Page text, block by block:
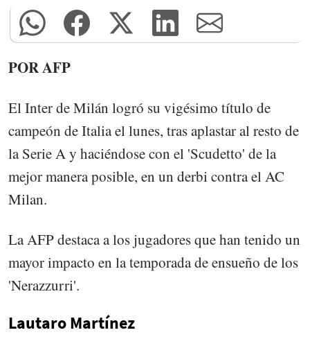
POR AFP
El Inter de Milán logró su vigésimo título de
campeón de Italia el lunes, tras aplastar al resto de
la Serie A y haciéndose con el 'Scudetto' de la
mejor manera posible, en un derbi contra el AC
Milan.
La AFP destaca a los jugadores que han tenido un
mayor impacto en la temporada de ensueño de los
'Nerazzurri'.
Lautaro Martínez